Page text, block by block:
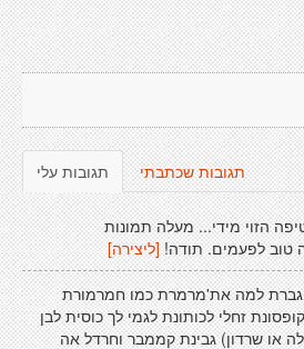
תגובות עלי תגובות שכתבתי
הזוי מידי... מעלה תמונות
טוב לפעמים. תודה! [ליצירה]
למה את'מרמרת כמו חמרמורת
זחלי לכותונת לגמי לך כוסית לבן
או שרדון) גבינת קממבר וחרדל אה